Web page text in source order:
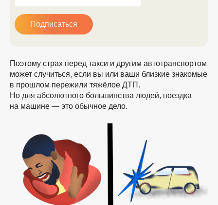
Подписаться
Поэтому страх перед такси и другим автотранспортом
может случиться, если вы или ваши близкие знакомые
в прошлом пережили тяжёлое ДТП.
Но для абсолютного большинства людей, поездка
на машине — это обычное дело.